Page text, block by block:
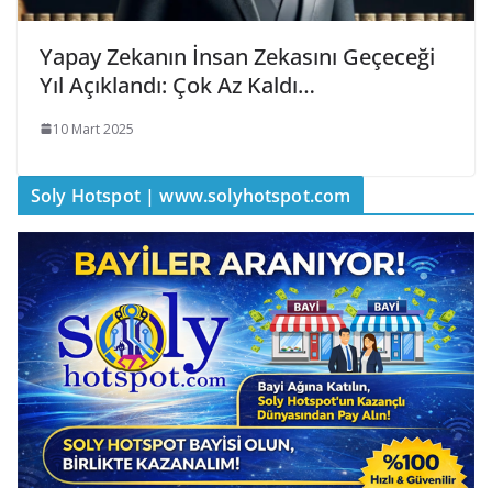
Yapay Zekanın İnsan Zekasını Geçeceği
Yıl Açıklandı: Çok Az Kaldı…
10 Mart 2025
Soly Hotspot | www.solyhotspot.com